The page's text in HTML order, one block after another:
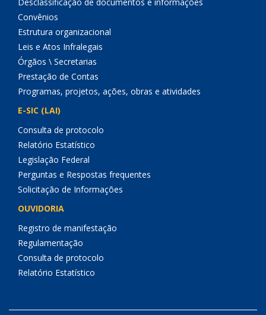
Convênios
Estrutura organizacional
Leis e Atos Infralegais
Órgãos \ Secretarias
Prestação de Contas
Programas, projetos, ações, obras e atividades
E-SIC (LAI)
Consulta de protocolo
Relatório Estatístico
Legislação Federal
Perguntas e Respostas frequentes
Solicitação de Informações
OUVIDORIA
Registro de manifestação
Regulamentação
Consulta de protocolo
Relatório Estatístico